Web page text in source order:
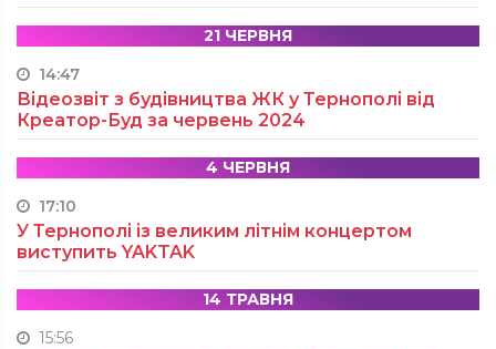
21 ЧЕРВНЯ
14:47
Відеозвіт з будівництва ЖК у Тернополі від
Креатор-Буд за червень 2024
4 ЧЕРВНЯ
17:10
У Тернополі із великим літнім концертом
виступить YAKTAK
14 ТРАВНЯ
15:56